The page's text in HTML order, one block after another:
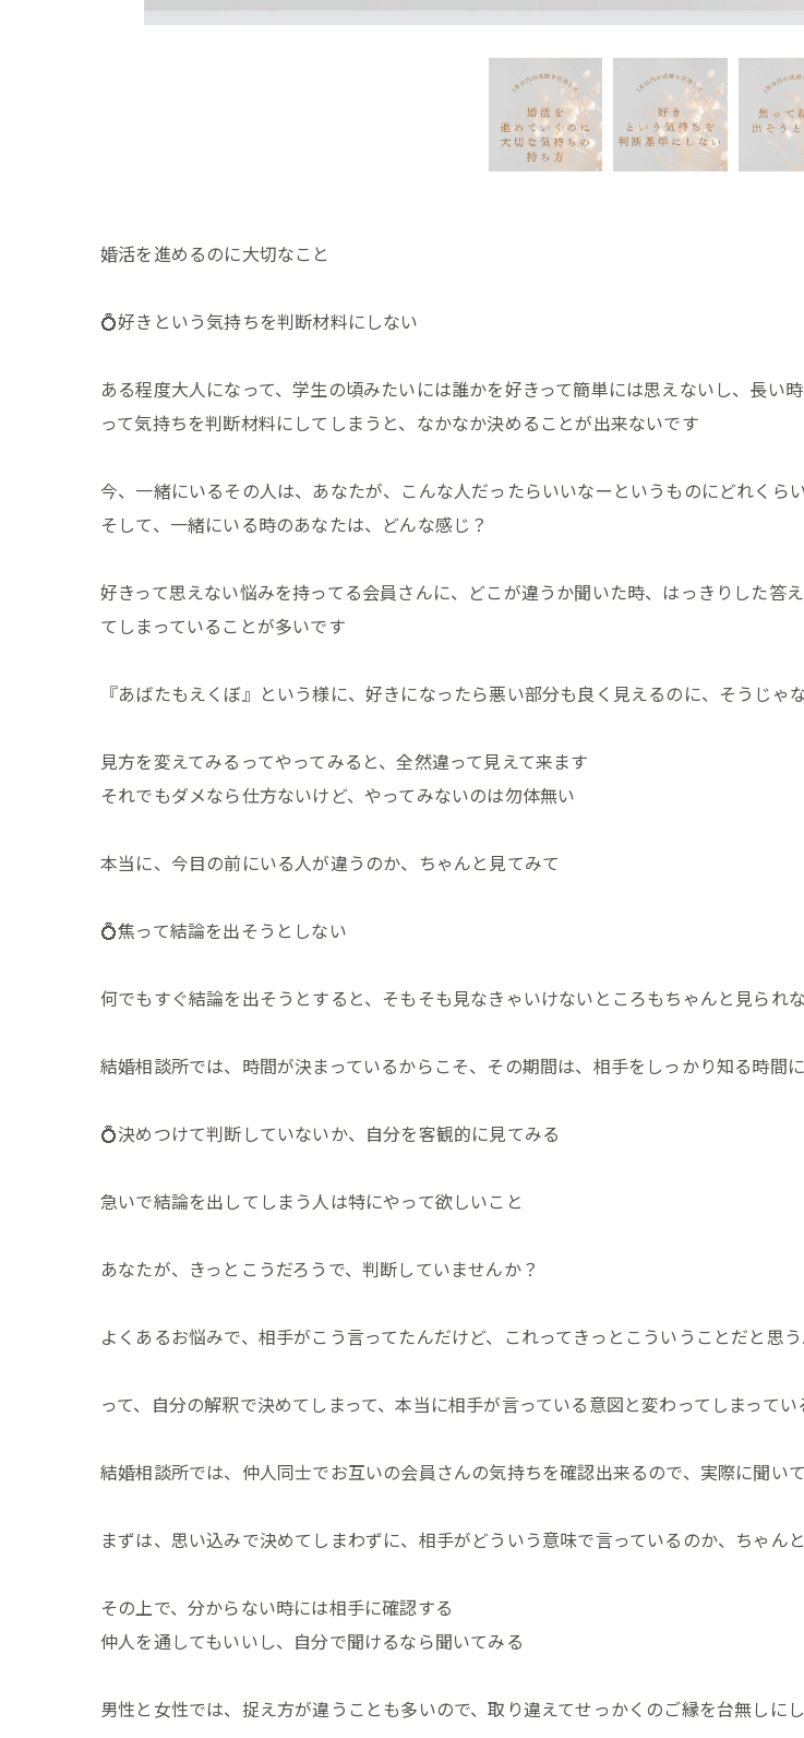
婚活を進めるのに大切なこと
💍好きという気持ちを判断材料にしない
ある程度大人になって、学生の頃みたいには誰かを好きって簡単には思えないし、長い
って気持ちを判断材料にしてしまうと、なかなか決めることが出来ないです
今、一緒にいるその人は、あなたが、こんな人だったらいいなーというものにどれくら
そして、一緒にいる時のあなたは、どんな感じ？
好きって思えない悩みを持ってる会員さんに、どこが違うか聞いた時、はっきりした
てしまっていることが多いです
『あばたもえくぼ』という様に、好きになったら悪い部分も良く見えるのに、そうじ
見方を変えてみるってやってみると、全然違って見えて来ます
それでもダメなら仕方ないけど、やってみないのは勿体無い
本当に、今目の前にいる人が違うのか、ちゃんと見てみて
💍焦って結論を出そうとしない
何でもすぐ結論を出そうとすると、そもそも見なきゃいけないところもちゃんと見られ
結婚相談所では、時間が決まっているからこそ、その期間は、相手をしっかり知る時間
💍決めつけて判断していないか、自分を客観的に見てみる
急いで結論を出してしまう人は特にやって欲しいこと
あなたが、きっとこうだろうで、判断していませんか？
よくあるお悩みで、相手がこう言ってたんだけど、これってきっとこういうことだと思
って、自分の解釈で決めてしまって、本当に相手が言っている意図と変わってしまって
結婚相談所では、仲人同士でお互いの会員さんの気持ちを確認出来るので、実際に聞い
まずは、思い込みで決めてしまわずに、相手がどういう意味で言っているのか、ちゃん
その上で、分からない時には相手に確認する
仲人を通してもいいし、自分で聞けるなら聞いてみる
男性と女性では、捉え方が違うことも多いので、取り違えてせっかくのご縁を台無しに